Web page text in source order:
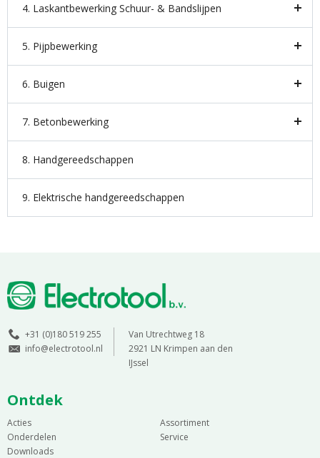
4. Laskantbewerking Schuur- & Bandslijpen
5. Pijpbewerking
6. Buigen
7. Betonbewerking
8. Handgereedschappen
9. Elektrische handgereedschappen
+31 (0)180 519 255
info@electrotool.nl
Van Utrechtweg 18
2921 LN Krimpen aan den
IJssel
Ontdek
Acties
Assortiment
Onderdelen
Service
Downloads